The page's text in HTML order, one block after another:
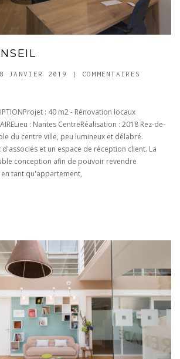
JANVIER 2019 |
COMMENTAIRES
: 40 m2 - Rénovation locaux
: Nantes CentreRéalisation : 2018 Rez-de-
du centre ville, peu lumineux et délabré.
et un espace de réception client. La
conception afin de pouvoir revendre
tant qu'appartement,